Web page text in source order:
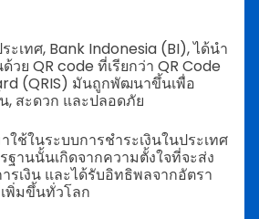
ะเทศ, Bank Indonesia (BI), ได้นำ
วย QR code ที่เรียกว่า QR Code
(QRIS) มันถูกพัฒนาขึ้นเพื่อ
, สะดวก และปลอดภัย
ใช้ในระบบการชำระเงินในประเทศ
ฐานนั้นเกิดจากความตั้งใจที่จะส่ง
รเงิน และได้รับอิทธิพลจากอัตรา
พิ่มขึ้นทั่วโลก